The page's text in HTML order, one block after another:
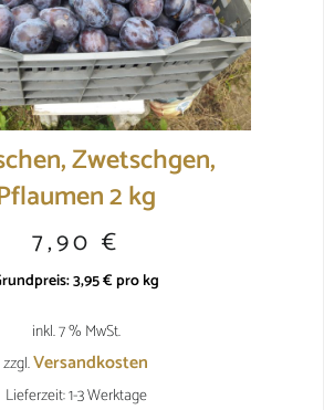
Zwetschgen,
2 kg
7,90 €
3,95€prokg
inkl. 7 % MwSt.
zzgl.Versandkosten
Lieferzeit: 1-3 Werktage